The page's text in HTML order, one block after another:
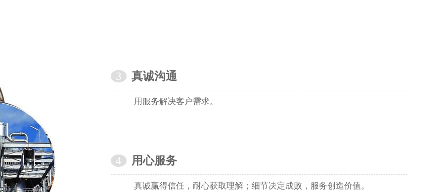
3 真诚沟通
用服务解决客户需求。
4 用心服务
真诚赢得信任，耐心获取理解；细节决定成败，服务创造价值。